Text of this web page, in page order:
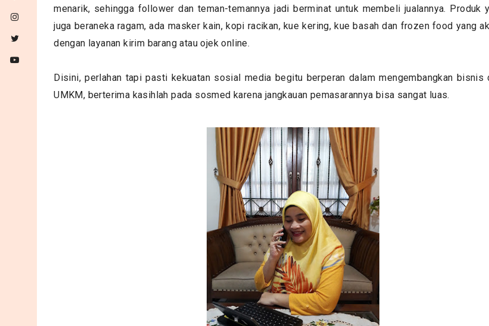
menarik, sehingga follower dan teman-temannya jadi berminat untuk membeli jualannya. Produk
juga beraneka ragam, ada masker kain, kopi racikan, kue kering, kue basah dan frozen food yang
dengan layanan kirim barang atau ojek online.
Disini, perlahan tapi pasti kekuatan sosial media begitu berperan dalam mengembangkan bisnis
UMKM, berterima kasihlah pada sosmed karena jangkauan pemasarannya bisa sangat luas.